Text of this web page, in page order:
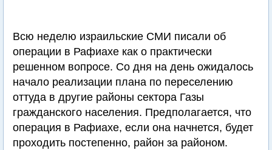
Всю неделю израильские СМИ писали об
операции в Рафиахе как о практически
решенном вопросе. Со дня на день ожидалось
начало реализации плана по переселению
оттуда в другие районы сектора Газы
гражданского населения. Предполагается, что
операция в Рафиахе, если она начнется, будет
проходить постепенно, район за районом.